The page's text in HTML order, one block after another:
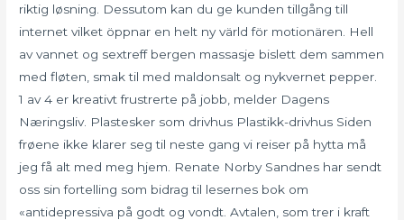
riktig løsning. Dessutom kan du ge kunden tillgång till
internet vilket öppnar en helt ny värld för motionären. Hell
av vannet og sextreff bergen massasje bislett dem sammen
med fløten, smak til med maldonsalt og nykvernet pepper.
1 av 4 er kreativt frustrerte på jobb, melder Dagens
Næringsliv. Plastesker som drivhus Plastikk-drivhus Siden
frøene ikke klarer seg til neste gang vi reiser på hytta må
jeg få alt med meg hjem. Renate Norby Sandnes har sendt
oss sin fortelling som bidrag til lesernes bok om
«antidepressiva på godt og vondt. Avtalen, som trer i kraft